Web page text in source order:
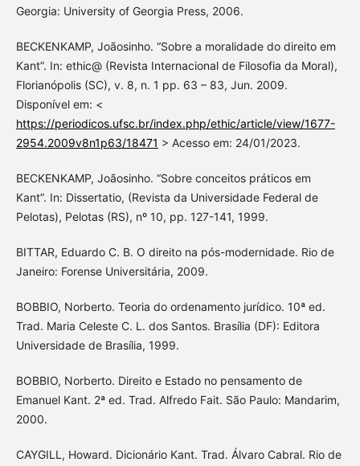
Georgia: University of Georgia Press, 2006.
BECKENKAMP, Joãosinho. “Sobre a moralidade do direito em
Kant”. In: ethic@ (Revista Internacional de Filosofia da Moral),
Florianópolis (SC), v. 8, n. 1 pp. 63 – 83, Jun. 2009.
Disponível em: <
https://periodicos.ufsc.br/index.php/ethic/article/view/1677-
2954.2009v8n1p63/18471 > Acesso em: 24/01/2023.
BECKENKAMP, Joãosinho. “Sobre conceitos práticos em
Kant”. In: Dissertatio, (Revista da Universidade Federal de
Pelotas), Pelotas (RS), nº 10, pp. 127-141, 1999.
BITTAR, Eduardo C. B. O direito na pós-modernidade. Rio de
Janeiro: Forense Universitária, 2009.
BOBBIO, Norberto. Teoria do ordenamento jurídico. 10ª ed.
Trad. Maria Celeste C. L. dos Santos. Brasília (DF): Editora
Universidade de Brasília, 1999.
BOBBIO, Norberto. Direito e Estado no pensamento de
Emanuel Kant. 2ª ed. Trad. Alfredo Fait. São Paulo: Mandarim,
2000.
CAYGILL, Howard. Dicionário Kant. Trad. Álvaro Cabral. Rio de